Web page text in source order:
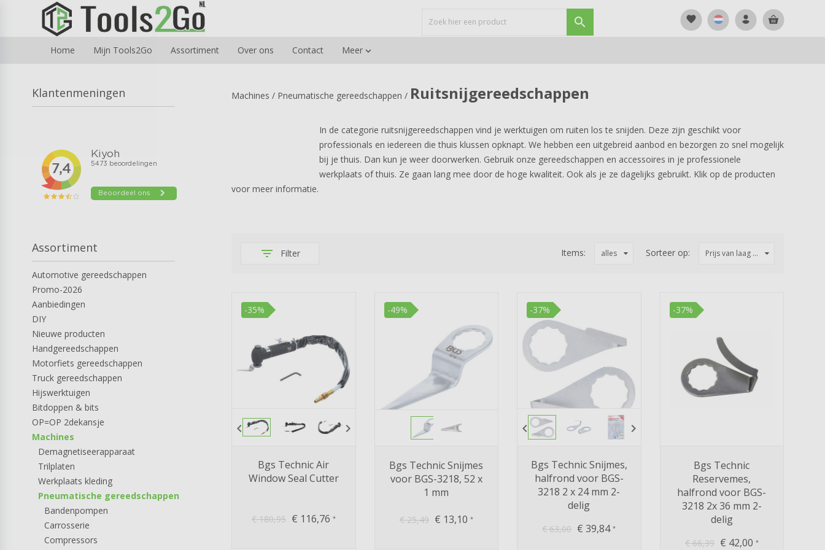
favorite

Home Mijn Tools2Go Assortiment Over ons Contact Meer 
Klantenmeningen
Assortiment
Automotive gereedschappen
Promo-2026
Aanbiedingen
DIY
Nieuwe producten
Handgereedschappen
Motorfiets gereedschappen
Truck gereedschappen
Hijswerktuigen
Bitdoppen & bits
OP=OP 2dekansje
Machines
Demagnetiseerapparaat
Trilplaten
Werkplaats kleding
Pneumatische gereedschappen
Bandenpompen
Carrosserie
Compressors
Machines / Pneumatische gereedschappen / Ruitsnijgereedschappen
In de categorie ruitsnijgereedschappen vind je werktuigen om ruiten los te snijden. Deze zijn geschikt voor
professionals en iedereen die thuis klussen opknapt. We hebben een uitgebreid aanbod en bezorgen zo snel mogelijk
bij je thuis. Dan kun je weer doorwerken. Gebruik onze gereedschappen en accessoires in je professionele
werkplaats of thuis. Ze gaan lang mee door de hoge kwaliteit. Ook als je ze dagelijks gebruikt. Klik op de producten
voor meer informatie.
filter_list Filter Sorteer op: Prijs van laag ...
Items: alles
-35%
chevron_left chevron_right
Bgs Technic Air
Window Seal Cutter
€180,95 € 116,76 *
-49%
Bgs Technic Snijmes
voor BGS-3218, 52 x
1 mm
€25,49 € 13,10 *
-37%
chevron_left chevron_right
Bgs Technic Snijmes,
halfrond voor BGS-
3218 2 x 24 mm 2-
delig
€63,00 € 39,84*
-37%
Bgs Technic
Reservemes,
halfrond voor BGS-
3218 2x 36 mm 2-
delig
€66,39 € 42,00 *